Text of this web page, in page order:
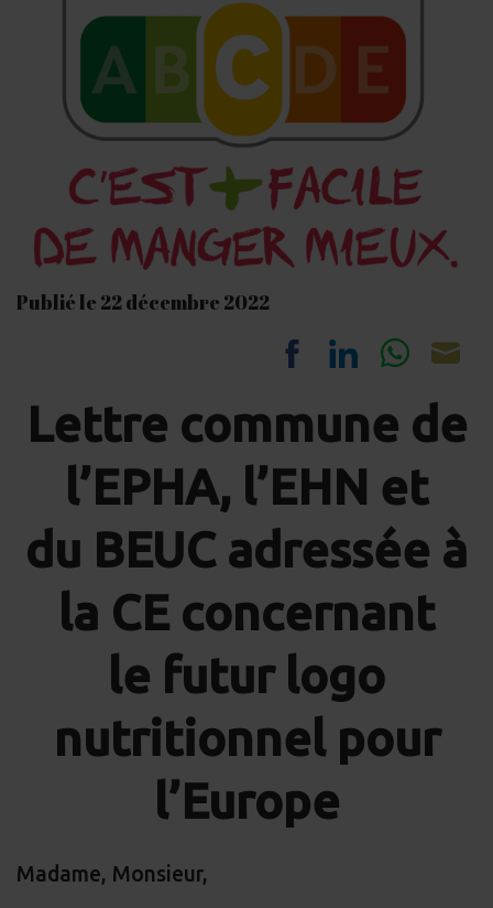
Publié le 22 décembre 2022
on
Facebook
on
LinkedIn
on
on
Lettre commune de
l’EPHA, l’EHN et
du BEUC adressée à
la CE concernant
le futur logo
nutritionnel pour
l’Europe
Madame, Monsieur,